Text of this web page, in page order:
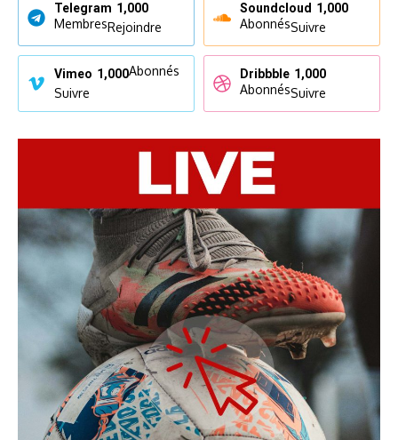
Telegram 1,000
MembresRejoindre
Soundcloud 1,000
AbonnésSuivre
Vimeo 1,000Abonnés
Suivre
Dribbble 1,000
AbonnésSuivre